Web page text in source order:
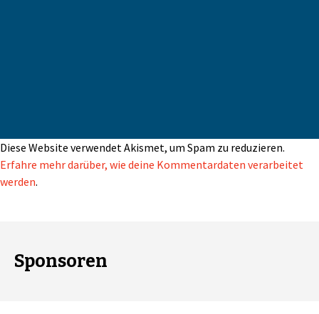
Diese Website verwendet Akismet, um Spam zu reduzieren.
Erfahre mehr darüber, wie deine Kommentardaten verarbeitet
werden.
Sponsoren